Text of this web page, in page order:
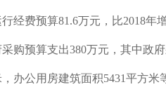
经费预算81.6万元，比2018年
购预算支出380万元，其中政
办公用房建筑面积5431平方米